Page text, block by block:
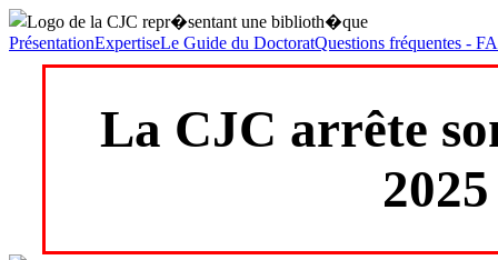
PrésentationExpertiseLe Guide du DoctoratQuestions fréquentes -
La CJC arrête